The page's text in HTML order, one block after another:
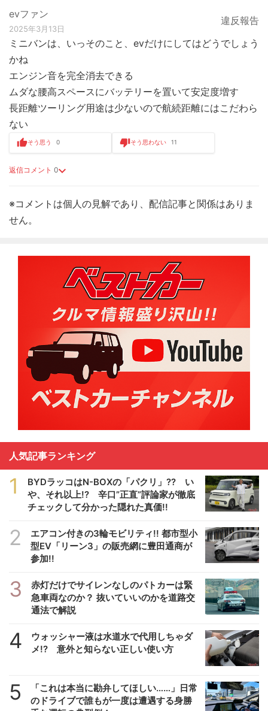
evファン
2025年3月13日
違反報告
ミニバンは、いっそのこと、evだけにしてはどうでしょう
かね
エンジン音を完全消去できる
ムダな腰高スペースにバッテリーを置いて安定度増す
長距離ツーリング用途は少ないので航続距離にはこだわら
ない
返信コメント 0
そう思う 0 そう思わない 11
※コメントは個人の見解であり、配信記事と関係はありま
せん。
人気記事ランキング
1
BYDラッコはN-BOXの「パクリ」?? い
や、それ以上!? 辛口”正直”評論家が徹底
チェックして分かった隠れた真価!!
2
エアコン付きの3輪モビリティ!! 都市型小
型EV「リーン3」の販売網に豊田通商が
参加!!
3
赤灯だけでサイレンなしのパトカーは緊
急車両なのか？ 抜いていいのかを道路交
通法で解説
4
ウォッシャー液は水道水で代用しちゃダ
メ!? 意外と知らない正しい使い方
5
「これは本当に勘弁してほしい……」日常
のドライブで誰もが一度は遭遇する身勝